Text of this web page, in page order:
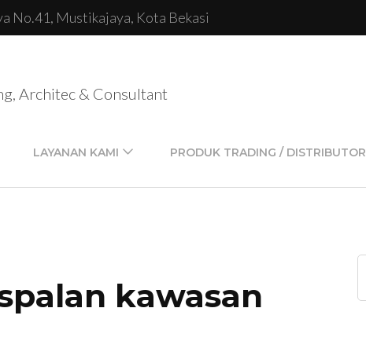
No.41, Mustikajaya, Kota Bekasi
Architec & Consultant
LAYANAN KAMI PRODUK TRADING / DISTRIBUTOR
kawasan